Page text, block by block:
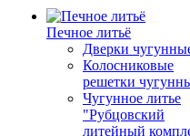
Печное литьё
Дверки
Колосниковые
решетки
Чугунное литье
"Рубцовский
литейный